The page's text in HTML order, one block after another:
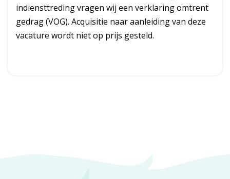
indiensttreding vragen wij een verklaring omtrent
gedrag (VOG). Acquisitie naar aanleiding van deze
vacature wordt niet op prijs gesteld.